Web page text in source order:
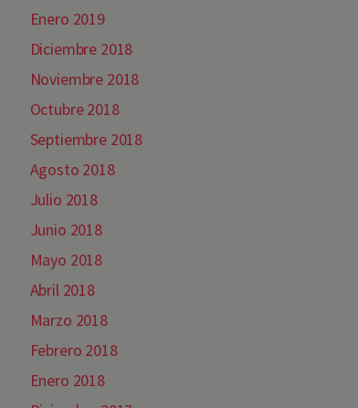
Enero 2019
Diciembre 2018
Noviembre 2018
Octubre 2018
Septiembre 2018
Agosto 2018
Julio 2018
Junio 2018
Mayo 2018
Abril 2018
Marzo 2018
Febrero 2018
Enero 2018